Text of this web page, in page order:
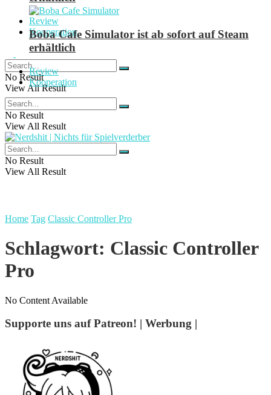
Review
Kooperation
No Result
View All Result
Boba Cafe Simulator ist ab sofort auf Steam
erhältlich
Review
Kooperation
No Result
View All Result
No Result
View All Result
Home Tag Classic Controller Pro
Schlagwort: Classic Controller
Pro
No Content Available
Supporte uns auf Patreon! | Werbung |